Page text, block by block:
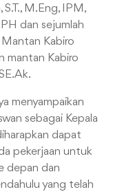
S.T., M.Eng, IPM,
dan sejumlah
Kabiro
mantan Kabiro
menyampaikan
sebagai Kepala
dapat
pekerjaan untuk
depan dan
yang telah